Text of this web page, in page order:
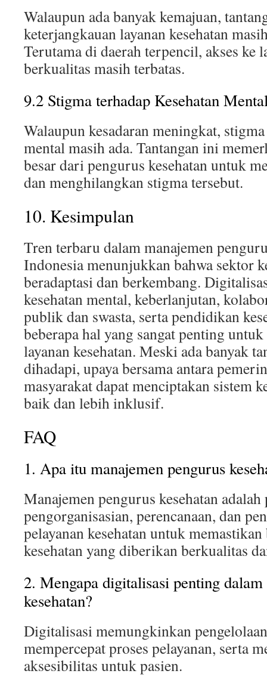
Walaupun ada banyak kemajuan,
keterjangkauan layanan kesehatan
Terutama di daerah terpencil, akses ke
berkualitas masih terbatas.
9.2 Stigma terhadap Kesehatan
Walaupun kesadaran meningkat,
mental masih ada. Tantangan ini
besar dari pengurus kesehatan untuk
dan menghilangkan stigma tersebut.
10. Kesimpulan
Tren terbaru dalam manajemen
Indonesia menunjukkan bahwa sektor
beradaptasi dan berkembang.
kesehatan mental, keberlanjutan,
publik dan swasta, serta pendidikan
beberapa hal yang sangat penting
layanan kesehatan. Meski ada banyak
dihadapi, upaya bersama antara
masyarakat dapat menciptakan sistem
baik dan lebih inklusif.
FAQ
1. Apa itu manajemen pengurus
Manajemen pengurus kesehatan adalah
pengorganisasian, perencanaan, dan
pelayanan kesehatan untuk memastikan
kesehatan yang diberikan berkualitas
2. Mengapa digitalisasi penting
kesehatan?
Digitalisasi memungkinkan
mempercepat proses pelayanan, serta
aksesibilitas untuk pasien.